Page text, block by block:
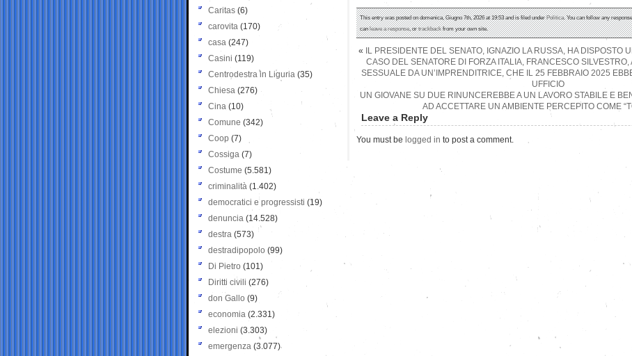
This entry was posted on domenica, Giugno 7th, 2026 at 19:53 and is filed underPolitica. You can follow any
canleave a response, ortrackbackfrom your own site.
«
IL PRESIDENTE DEL SENATO, IGNAZIO LA RUSSA, HA DISPOSTO
CASO DEL SENATORE DI FORZA ITALIA, FRANCESCO
SESSUALE DA UN’IMPRENDITRICE, CHE IL 25 FEBBRAIO 2025
UFFICIO
UN GIOVANE SU DUE RINUNCEREBBE A UN LAVORO STABILE E
AD ACCETTARE UN AMBIENTE PERCEPITO COME
Leave a Reply
You must be logged in to post a comment.
Caritas (6)
carovita (170)
casa (247)
Casini (119)
Centrodestra in Liguria (35)
Chiesa (276)
Cina (10)
Comune (342)
Coop (7)
Cossiga (7)
Costume (5.581)
criminalità (1.402)
democratici e progressisti (19)
denuncia (14.528)
destra (573)
destradipopolo (99)
Di Pietro (101)
Diritti civili (276)
don Gallo (9)
economia (2.331)
elezioni (3.303)
emergenza (3.077)